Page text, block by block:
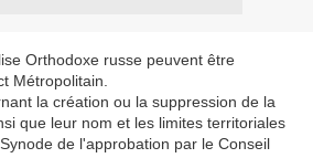
Orthodoxe russe peuvent être
Métropolitain.
la création ou la suppression de la
que leur nom et les limites territoriales
de l'approbation par le Conseil